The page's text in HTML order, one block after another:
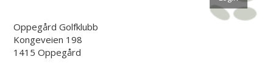
Oppegård Golfklubb
Kongeveien 198
1415 Oppegård